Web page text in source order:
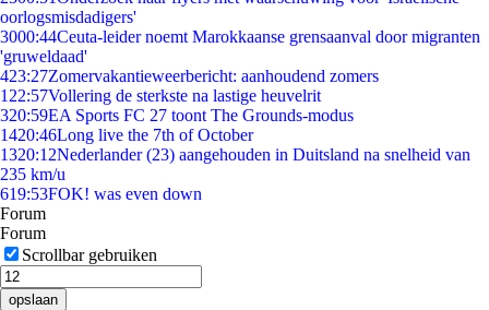
oorlogsmisdadigers'
3000:44Ceuta-leider noemt Marokkaanse grensaanval door migranten
'gruweldaad'
423:27Zomervakantieweerbericht: aanhoudend zomers
1 22:57Vollering de sterkste na lastige heuvelrit
320:59EA Sports FC 27 toont The Grounds-modus
1420:46Long live the 7th of October
1320:12Nederlander (23) aangehouden in Duitsland na snelheid van
235 km/u
619:53FOK! was even down
Forum
Forum
Scrollbar gebruiken
opslaan